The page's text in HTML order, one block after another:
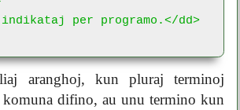
aranghoj, kun pluraj terminoj
komuna difino, au unu termino kun